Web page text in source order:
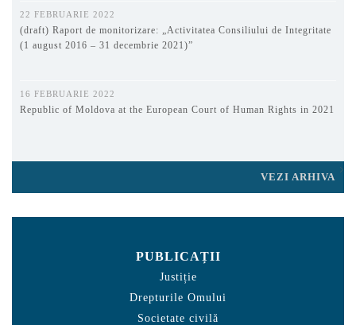
22 FEBRUARIE 2022
(draft) Raport de monitorizare: „Activitatea Consiliului de Integritate
(1 august 2016 – 31 decembrie 2021)”
16 FEBRUARIE 2022
Republic of Moldova at the European Court of Human Rights in 2021
VEZI ARHIVA
PUBLICAȚII
Justiție
Drepturile Omului
Societate civilă